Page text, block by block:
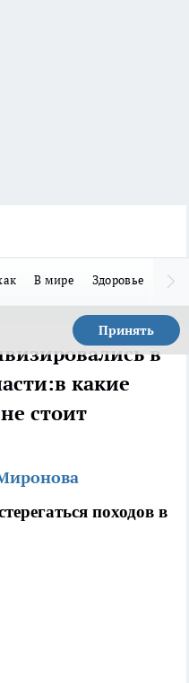
В мире Здоровье
Принять
в
какие
стоит
походов в